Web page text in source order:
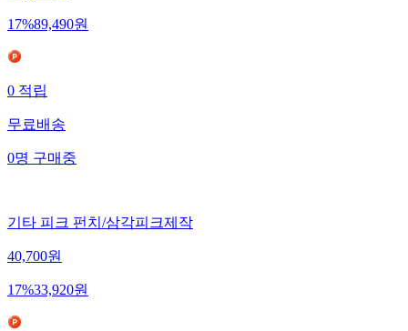
17%89,490원
0 적립
무료배송
0명 구매중
기타 피크 펀치/삼각피크제작
40,700원
17%33,920원